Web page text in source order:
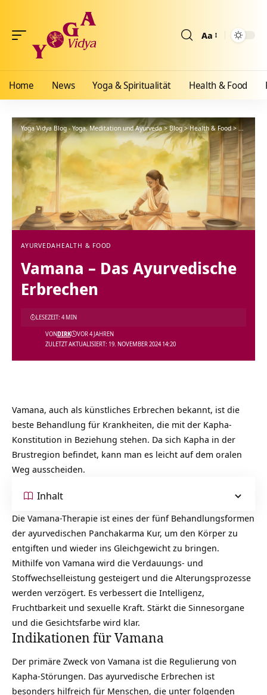
Aa
Home News Yoga & Spiritualität Health & Food
Yoga Vidya Blog - Yoga, Meditation und Ayurveda>Blog>Health & Food> Ayurveda
AYURVEDAHEALTH & FOOD
Vamana – Das Ayurvedische
Erbrechen
ZULETZT AKTUALISIERT: 19. NOVEMBER 2024 14:20
VONDIRK VOR 4 JAHREN
LESEZEIT: 4 MIN
Vamana, auch als künstliches Erbrechen bekannt, ist die
beste Behandlung für Krankheiten, die mit der Kapha-
Konstitution in Beziehung stehen. Da sich Kapha in der
Brustregion befindet, kann man es leicht auf dem oralen
Weg ausscheiden.
Inhalt
Die Vamana-Therapie ist eines der fünf Behandlungsformen
der ayurvedischen Panchakarma Kur, um den Körper zu
entgiften und wieder ins Gleichgewicht zu bringen.
Mithilfe von Vamana wird die Verdauungs- und
Stoffwechselleistung gesteigert und die Alterungsprozesse
werden verzögert. Es verbessert die Intelligenz,
Fruchtbarkeit und sexuelle Kraft. Stärkt die Sinnesorgane
und die Gesichtsfarbe wird klar.
Indikationen für Vamana
Der primäre Zweck von Vamana ist die Regulierung von
Kapha-Störungen. Das ayurvedische Erbrechen ist
besonders hilfreich für Menschen, die unter folgenden